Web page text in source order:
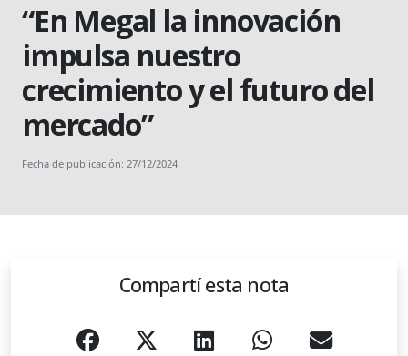
“En Megal la innovación
impulsa nuestro
crecimiento y el futuro del
mercado”
Fecha de publicación: 27/12/2024
Compartí esta nota